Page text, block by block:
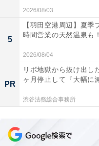
2026/08/03
5
【羽田空港周辺】夏
時間営業の天然温泉も
2026/08/04
PR
リボ地獄から抜け出し
ヶ月停止して『大幅に
渋谷法務総合事務所